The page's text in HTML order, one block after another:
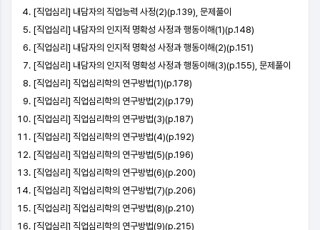
[직업심리] 내담자의 직업능력 사정(2)(p.139), 문제풀이
[직업심리] 내담자의 인지적 명확성 사정과 행동이해(1)(p.148)
[직업심리] 내담자의 인지적 명확성 사정과 행동이해(2)(p.151)
[직업심리] 내담자의 인지적 명확성 사정과 행동이해(3)(p.155), 문제풀이
[직업심리] 직업심리학의 연구방법(1)(p.178)
[직업심리] 직업심리학의 연구방법(2)(p.179)
[직업심리] 직업심리학의 연구방법(3)(p.187)
[직업심리] 직업심리학의 연구방법(4)(p.192)
[직업심리] 직업심리학의 연구방법(5)(p.196)
[직업심리] 직업심리학의 연구방법(6)(p.200)
[직업심리] 직업심리학의 연구방법(7)(p.206)
[직업심리] 직업심리학의 연구방법(8)(p.210)
[직업심리] 직업심리학의 연구방법(9)(p.215)